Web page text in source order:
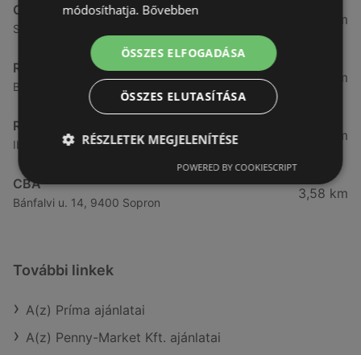
CBA
Somfalvi u. 14., 9400 Sopron
3,31 km
Reál
Besenyő u. 16., 9400 Sopron
3,32 km
Reál
Ibolya út 15., 9400 Sopron
3,41 km
CBA
Bánfalvi u. 14, 9400 Sopron
3,58 km
További linkek
A(z) Príma ajánlatai
A(z) Penny-Market Kft. ajánlatai
módosíthatja. Bővebben
ÖSSZES ELFOGADÁSA
ÖSSZES ELUTASÍTÁSA
RÉSZLETEK MEGJELENÍTÉSE
POWERED BY COOKIESCRIPT